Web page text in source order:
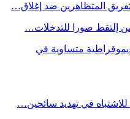
المتظاهرين ضد إغلاق…
إلتقط صورا للتدخلات…
متساوية في
في تهديد سائحين…